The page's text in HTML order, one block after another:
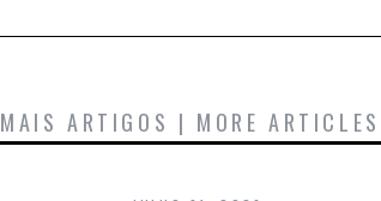
MAIS ARTIGOS | MORE ARTICLES